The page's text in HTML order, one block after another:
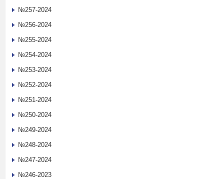
№257-2024
№256-2024
№255-2024
№254-2024
№253-2024
№252-2024
№251-2024
№250-2024
№249-2024
№248-2024
№247-2024
№246-2023